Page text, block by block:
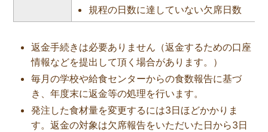
規程の日数に達していない欠席日数
返金手続きは必要ありません（返金するための口座
情報などを提出して頂く場合があります。）
毎月の学校や給食センターからの食数報告に基づ
き、年度末に返金等の処理を行います。
発注した食材量を変更するには3日ほどかかりま
す。返金の対象は欠席報告をいただいた日から3日